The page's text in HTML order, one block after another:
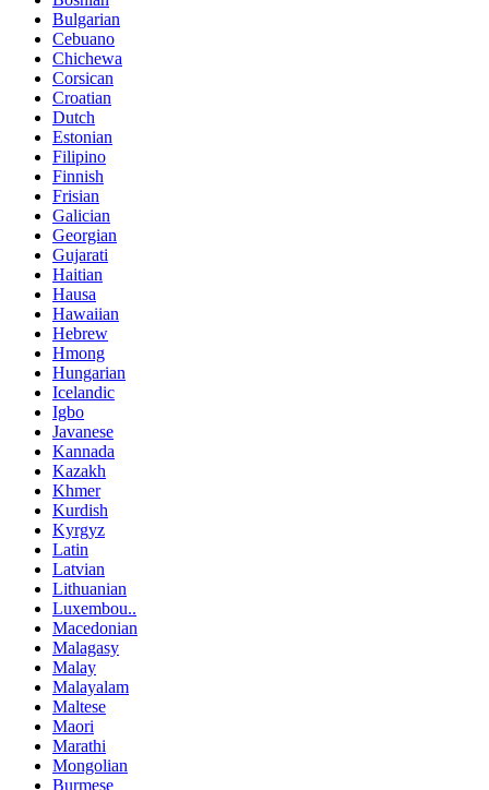
Bulgarian
Cebuano
Chichewa
Corsican
Croatian
Dutch
Estonian
Filipino
Finnish
Frisian
Galician
Georgian
Gujarati
Haitian
Hausa
Hawaiian
Hebrew
Hmong
Hungarian
Icelandic
Igbo
Javanese
Kannada
Kazakh
Khmer
Kurdish
Kyrgyz
Latin
Latvian
Lithuanian
Luxembou..
Macedonian
Malagasy
Malay
Malayalam
Maltese
Maori
Marathi
Mongolian
Burmese